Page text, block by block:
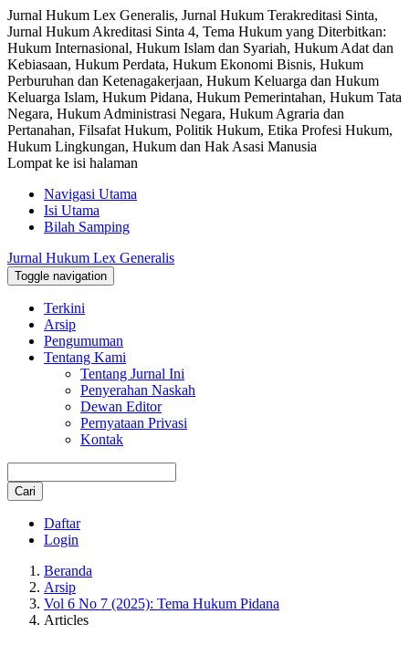
Jurnal Hukum Lex Generalis, Jurnal Hukum Terakreditasi Sinta,
Jurnal Hukum Akreditasi Sinta 4, Tema Hukum yang Diterbitkan:
Hukum Internasional, Hukum Islam dan Syariah, Hukum Adat dan
Kebiasaan, Hukum Perdata, Hukum Ekonomi Bisnis, Hukum
Perburuhan dan Ketenagakerjaan, Hukum Keluarga dan Hukum
Keluarga Islam, Hukum Pidana, Hukum Pemerintahan, Hukum Tata
Negara, Hukum Administrasi Negara, Hukum Agraria dan
Pertanahan, Filsafat Hukum, Politik Hukum, Etika Profesi Hukum,
Hukum Lingkungan, Hukum dan Hak Asasi Manusia
Lompat ke isi halaman
Navigasi Utama
Isi Utama
Bilah Samping
Jurnal Hukum Lex Generalis
Toggle navigation
Terkini
Arsip
Pengumuman
Tentang Kami
Tentang Jurnal Ini
Penyerahan Naskah
Dewan Editor
Pernyataan Privasi
Kontak
Cari
Daftar
Login
Beranda
Arsip
Vol 6 No 7 (2025): Tema Hukum Pidana
Articles